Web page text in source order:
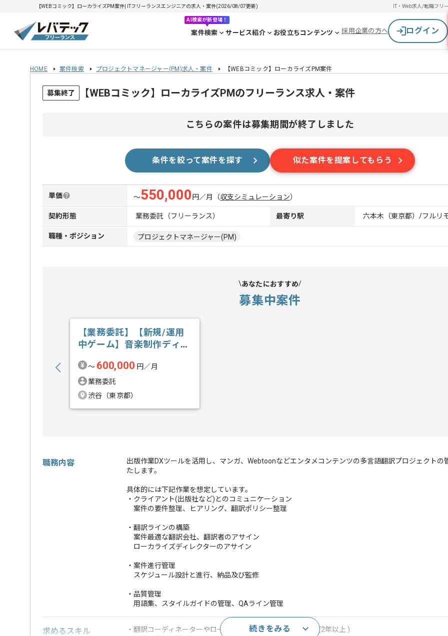
【WEBコミック】ローカライズPM案件| ITフリーランスエンジニアの求人・案件(2026/08/07更新) IT・Web求人/転職フリ
AI検索が新登場！
案件検索 サービス紹介 お役立ちコンテンツ 採用企業の方へ ログイン
HOME 案件検索 プロジェクトマネージャー(PM)求人・案件 【WEBコミック】ローカライズPM案件
募集終了 【WEBコミック】ローカライズPMのフリーランス求人・案件
こちらの案件は募集期間が終了しました
条件を絞って案件を探す 似た案件を提案してもらう
単価 〜550,000 円／月 （収支シミュレーション）
契約形態 業務委託（フリーランス） 最寄り駅 六本木（東京都）/フルリ
職種・ポジション プロジェクトマネージャー(PM)
あなたにおすすめ
募集中案件
【業務委託】【新規/運用
中ゲーム】音楽制作ディレ
〜 600,000 円／月
業務委託
渋谷（東京都）
職務内容
出版作業DXツールを活用し、マンガ、Webtoonなどエンタメコンテンツの多言語翻訳プロジェクトの
たします。
具体的には下記作業を想定しています。
・クライアント(出版社など)とのコミュニケーション
案件の要件整理、ヒアリング、翻訳ポリシー整理
・翻訳ラインの構築
案件最適な翻訳会社、翻訳者のアサイン
ローカライズディレクターのアサイン
・案件進行管理
スケジュール設計と進行、納品及び監修
・品質管理
用語集、スタイルガイドの管理、QAライン管理
求めるスキル
・翻訳コーディネーターやローカライズPMとしての実務経験(2年以上 )
続きをみる